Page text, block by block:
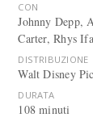
CON
Johnny Depp,
Carter, Rhys
DISTRIBUZIONE
Walt Disney
DURATA
108 minuti